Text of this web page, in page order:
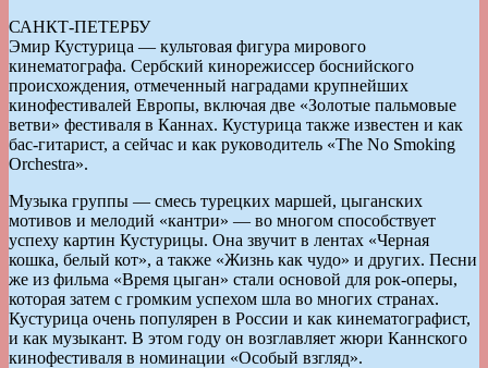
САНКТ-ПЕТЕРБУ
Эмир Кустурица — культовая фигура мирового
кинематографа. Сербский кинорежиссер боснийского
происхождения, отмеченный наградами крупнейших
кинофестивалей Европы, включая две «Золотые пальмовые
ветви» фестиваля в Каннах. Кустурица также известен и как
бас-гитарист, а сейчас и как руководитель «The No Smoking
Orchestra».
Музыка группы — смесь турецких маршей, цыганских
мотивов и мелодий «кантри» — во многом способствует
успеху картин Кустурицы. Она звучит в лентах «Черная
кошка, белый кот», а также «Жизнь как чудо» и других. Песни
же из фильма «Время цыган» стали основой для рок-оперы,
которая затем с громким успехом шла во многих странах.
Кустурица очень популярен в России и как кинематографист,
и как музыкант. В этом году он возглавляет жюри Каннского
кинофестиваля в номинации «Особый взгляд».